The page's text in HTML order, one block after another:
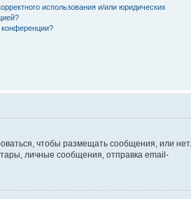
использования и/или юридических
конференции?
чтобы размещать сообщения, или нет.
личные сообщения, отправка email-